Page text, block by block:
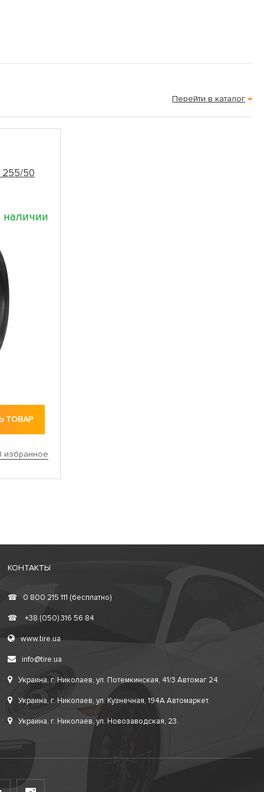
Перейти в каталог →
255/50
наличии
ТОВАР
избранное
КОНТАКТЫ
☎ 0 800 215 111 (бесплатно)
☎ +38 (050) 316 56 84
www.tire.ua
info@tire.ua
Украина, г. Николаев, ул. Потемкинская, 41/3 Автомаг 24.
Украина, г. Николаев, ул. Кузнечная, 194А Автомаркет.
Украина, г. Николаев, ул. Новозаводская, 23.